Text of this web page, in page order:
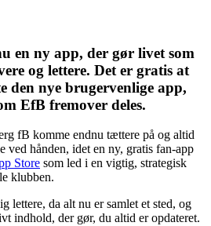
en ny app, der gør livet som
og lettere. Det er gratis at
den nye brugervenlige app,
EfB fremover deles.
fB komme endnu tættere på og altid
ved hånden, idet en ny, gratis fan-app
Store som led i en vigtig, strategisk
klubben.
lettere, da alt nu er samlet et sted, og
indhold, der gør, du altid er opdateret.